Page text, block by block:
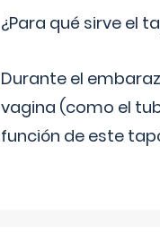
¿Para qué sirve el
Durante el
vagina (como el
función de este